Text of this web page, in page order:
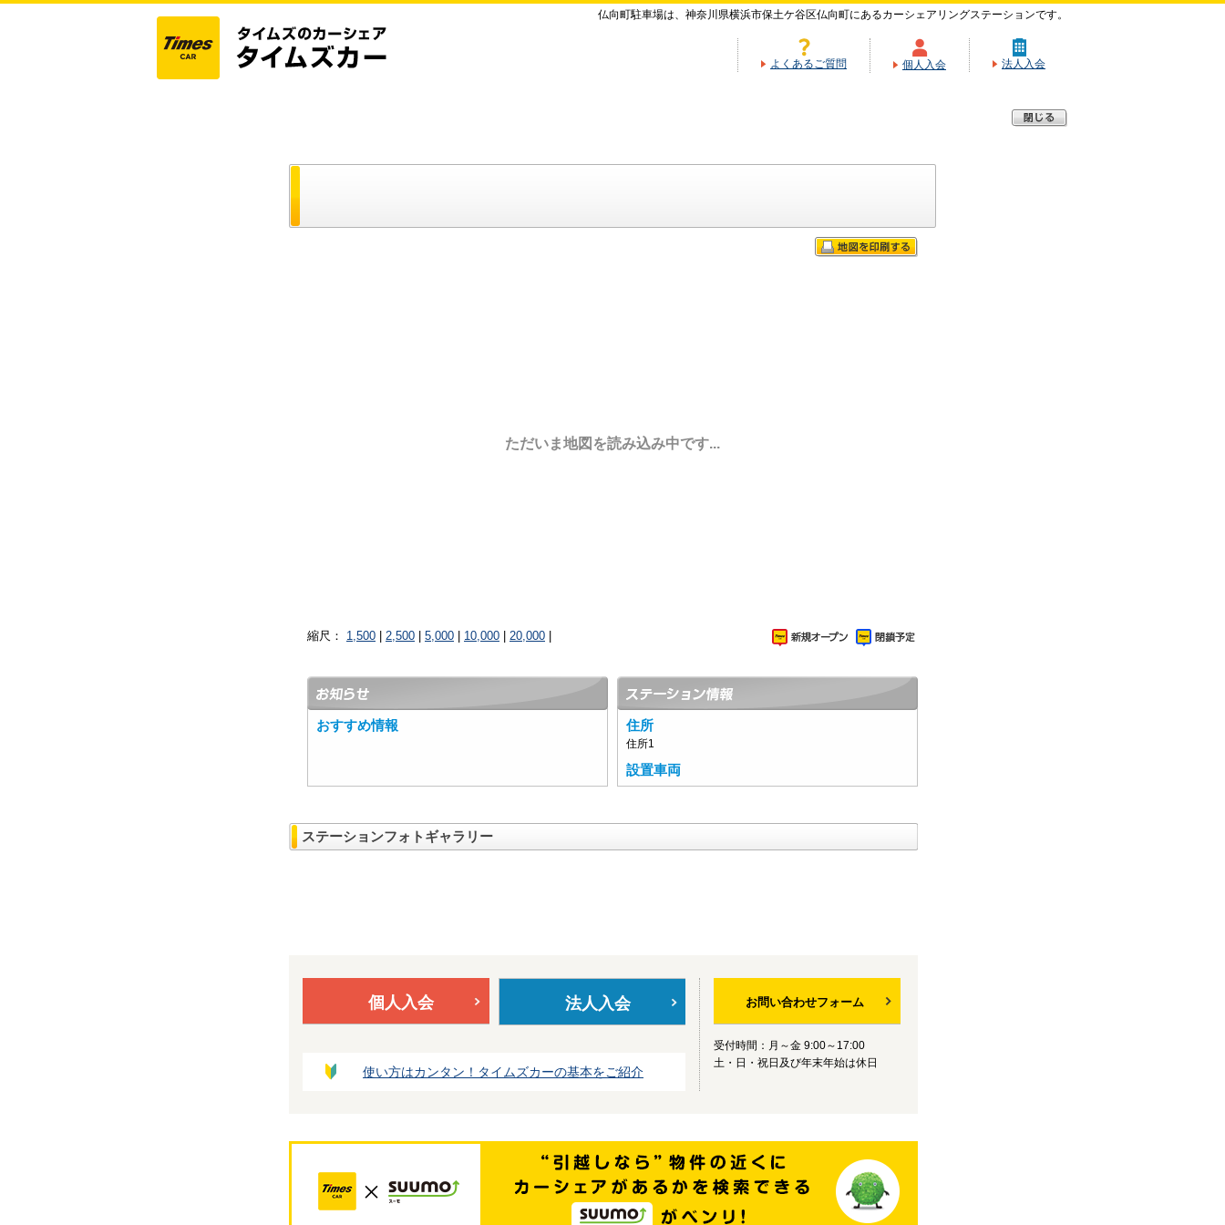
仏向町駐車場は、神奈川県横浜市保土ケ谷区仏向町にあるカーシェアリングステーションです。
よくあるご質問 個人入会 法人入会
ただいま地図を読み込み中です...
縮尺： 1,500 2,500 5,000 10,000 20,000
おすすめ情報 住所
住所1
設置車両
ステーションフォトギャラリー
個人入会 法人入会
使い方はカンタン！タイムズカーの基本をご紹介
お問い合わせフォーム
受付時間：月～金 9:00～17:00
土・日・祝日及び年末年始は休日